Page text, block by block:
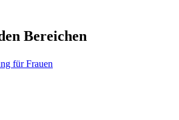
Bereichen
für Frauen